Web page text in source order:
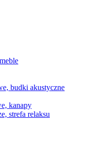
budki akustyczne
kanapy
strefa relaksu